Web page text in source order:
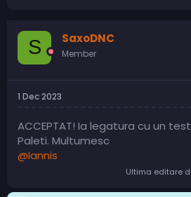
S SaxoDNC
Member
1 Dec 2023
ACCEPTAT! Ia legatura cu un
Paleti. Multumesc
@Iannis
Ultima editare